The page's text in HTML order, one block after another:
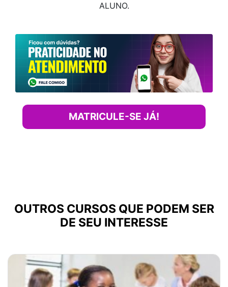
ALUNO.
MATRICULE-SE JÁ!
OUTROS CURSOS QUE PODEM SER
DE SEU INTERESSE